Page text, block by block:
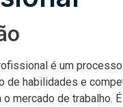
é um
de habilidades e
mercado de trabalho.